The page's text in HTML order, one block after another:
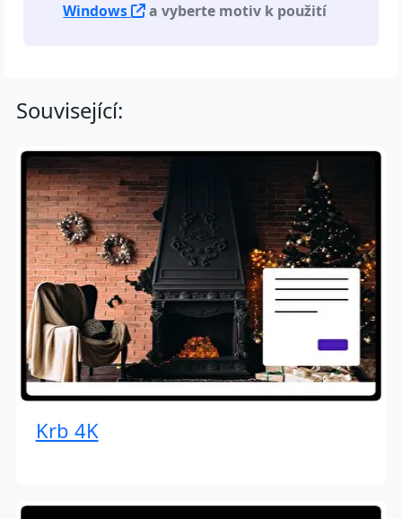
Windows
a vyberte motiv k použití
Související:
Krb 4K